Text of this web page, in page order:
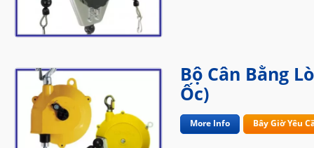
Bộ Cân Bằng
Ốc)
More Info Bây Giờ Yêu